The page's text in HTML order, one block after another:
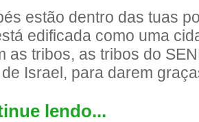
estão dentro das tuas
edificada como uma
as tribos, as tribos do
Israel, para darem
lendo...